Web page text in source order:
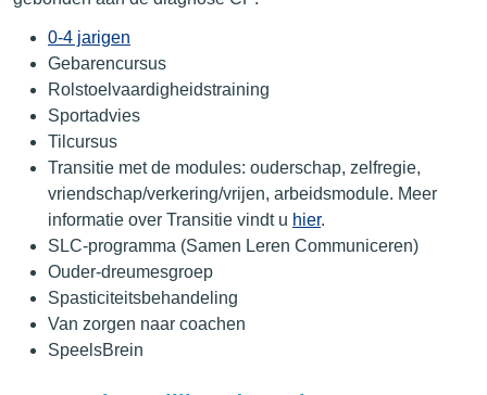
0-4 jarigen
Gebarencursus
Rolstoelvaardigheidstraining
Sportadvies
Tilcursus
Transitie met de modules: ouderschap, zelfregie,
vriendschap/verkering/vrijen, arbeidsmodule. Meer
informatie over Transitie vindt u hier.
SLC-programma (Samen Leren Communiceren)
Ouder-dreumesgroep
Spasticiteitsbehandeling
Van zorgen naar coachen
SpeelsBrein